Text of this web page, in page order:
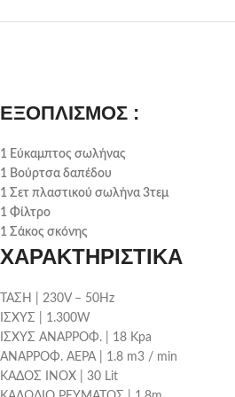
ΕΞΟΠΛΙΣΜΟΣ :
1 Εύκαμπτος σωλήνας
1 Βούρτσα δαπέδου
1 Σετ πλαστικού σωλήνα 3τεμ
1 Φίλτρο
1 Σάκος σκόνης
ΧΑΡΑΚΤΗΡΙΣΤΙΚΑ
ΤΑΣΗ | 230V – 50Hz
ΙΣΧΥΣ | 1.300W
ΙΣΧΥΣ ΑΝΑΡΡΟΦ. | 18 Kpa
ΑΝΑΡΡΟΦ. ΑΕΡΑ | 1.8 m3 / min
ΚΑΔΟΣ ΙΝΟΧ | 30 Lit